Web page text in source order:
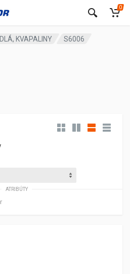
0
KVAPALINY S6006
ATRIBÚTY